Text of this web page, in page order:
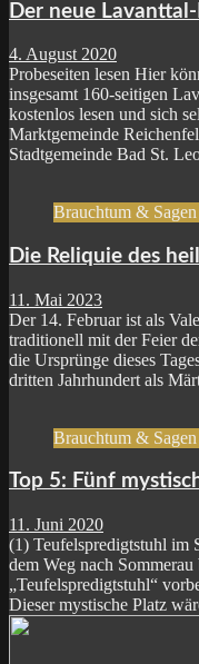
Der neue
4. August 2020
Probeseiten lesen Hier
insgesamt 160-seitigen
kostenlos lesen und sich
Marktgemeinde
Stadtgemeinde Bad St.
Brauchtum & Sagen
Die Reliquie des
11. Mai 2023
Der 14. Februar ist als
traditionell mit der Feier
die Ursprünge dieses
dritten Jahrhundert als
Brauchtum & Sagen
Top 5: Fünf
11. Juni 2020
(1) Teufelspredigtstuhl im
dem Weg nach
„Teufelspredigtstuhl“
Dieser mystische Platz